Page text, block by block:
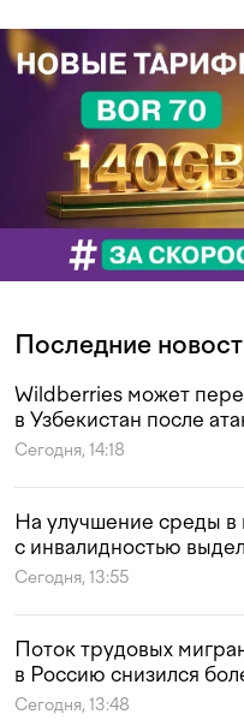
Последние
Wildberries может
в Узбекистан после
Сегодня, 14:18
На улучшение среды в
с инвалидностью
Сегодня, 13:55
Поток трудовых
в Россию снизился
Сегодня, 13:48